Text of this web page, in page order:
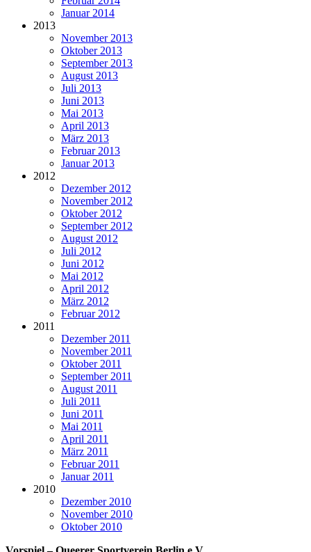
Januar 2014
2013
November 2013
Oktober 2013
September 2013
August 2013
Juli 2013
Juni 2013
Mai 2013
April 2013
März 2013
Februar 2013
Januar 2013
2012
Dezember 2012
November 2012
Oktober 2012
September 2012
August 2012
Juli 2012
Juni 2012
Mai 2012
April 2012
März 2012
Februar 2012
2011
Dezember 2011
November 2011
Oktober 2011
September 2011
August 2011
Juli 2011
Juni 2011
Mai 2011
April 2011
März 2011
Februar 2011
Januar 2011
2010
Dezember 2010
November 2010
Oktober 2010